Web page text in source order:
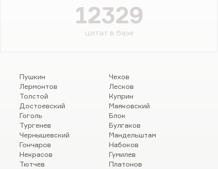
12329
цитат в базе
Пушкин
Лермонтов
Толстой
Достоевский
Гоголь
Тургенев
Чернышевский
Гончаров
Некрасов
Тютчев
Чехов
Лесков
Куприн
Маяковский
Блок
Булгаков
Мандельштам
Набоков
Гумилев
Платонов